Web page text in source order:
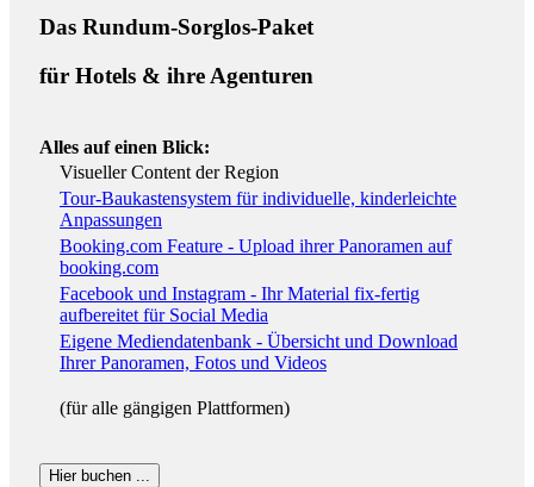
Das Rundum-Sorglos-Paket
für Hotels & ihre Agenturen
Alles auf einen Blick:
Visueller Content der Region
Tour-Baukastensystem für individuelle, kinderleichte
Anpassungen
Booking.com Feature - Upload ihrer Panoramen auf
booking.com
Facebook und Instagram - Ihr Material fix-fertig
aufbereitet für Social Media
Eigene Mediendatenbank - Übersicht und Download
Ihrer Panoramen, Fotos und Videos
(für alle gängigen Plattformen)
Hier buchen ...